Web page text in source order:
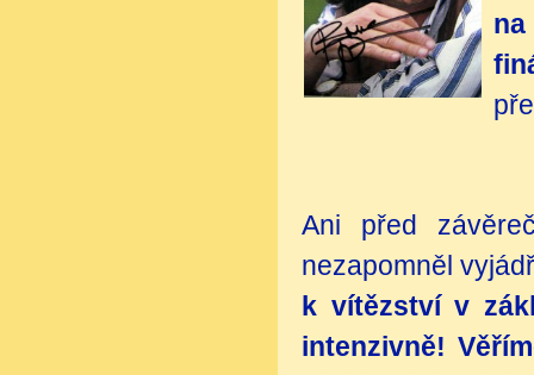
Ani před
nezapomněl
k vítězství v
intenzivně!